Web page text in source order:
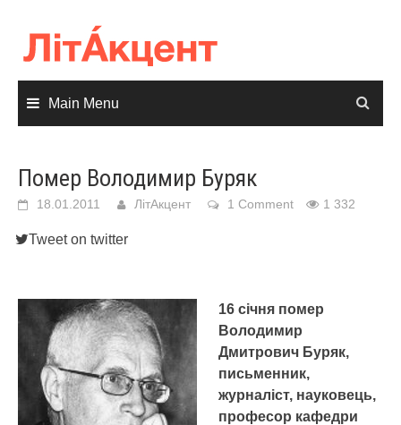
content
Main Menu
Помер Володимир Буряк
18.01.2011 ЛітАкцент 1 Comment 1 332
Tweet on twitter
16 січня помер
Володимир
Дмитрович Буряк,
письменник,
журналіст, науковець,
професор кафедри